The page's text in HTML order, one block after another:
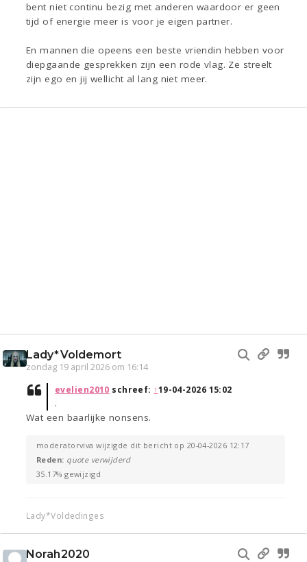
bent niet continu bezig met anderen waardoor er geen
tijd of energie meer is voor je eigen partner.
En mannen die opeens een beste vriendin hebben voor
diepgaande gesprekken zijn een rode vlag. Ze streelt
zijn ego en jij wellicht al lang niet meer.
Lady*Voldemort
zondag 19 april 2026 om 16:14
evelien2010 schreef: ↑19-04-2026 15:02
.
Wat een baarlijke nonsens.
moderatorviva wijzigde dit bericht op 20-04-2026 12:17
Reden: quote verwijderd
35.17% gewijzigd
Lady*Voldedinges
Norah2020